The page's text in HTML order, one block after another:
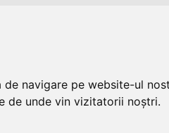
navigare pe website-ul
de unde vin vizitatorii noștri.